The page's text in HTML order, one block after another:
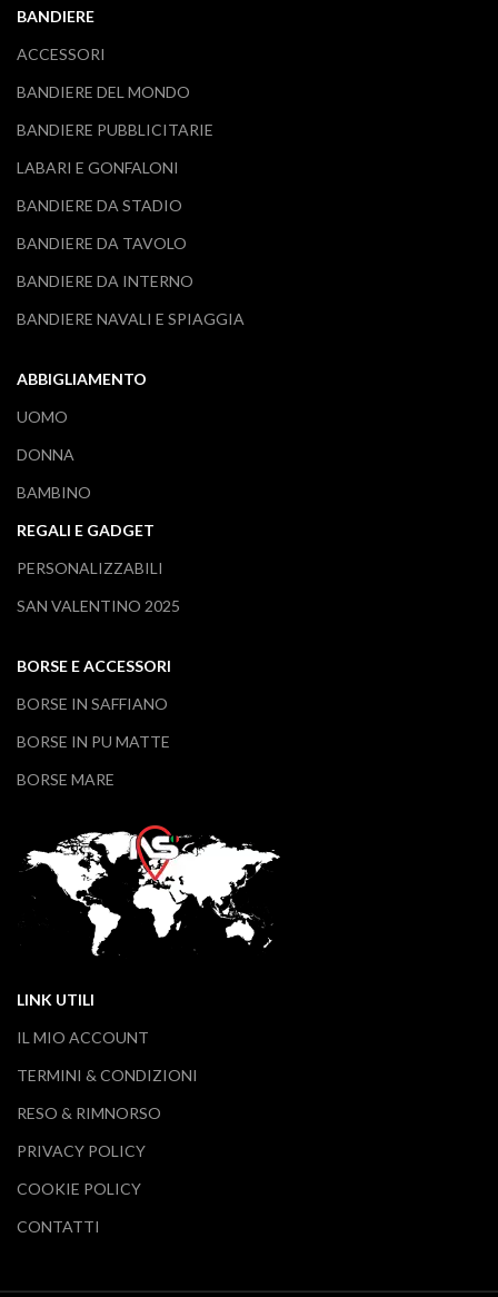
BANDIERE
ACCESSORI
BANDIERE DEL MONDO
BANDIERE PUBBLICITARIE
LABARI E GONFALONI
BANDIERE DA STADIO
BANDIERE DA TAVOLO
BANDIERE DA INTERNO
BANDIERE NAVALI E SPIAGGIA
ABBIGLIAMENTO
UOMO
DONNA
BAMBINO
REGALI E GADGET
PERSONALIZZABILI
SAN VALENTINO 2025
BORSE E ACCESSORI
BORSE IN SAFFIANO
BORSE IN PU MATTE
BORSE MARE
LINK UTILI
IL MIO ACCOUNT
TERMINI & CONDIZIONI
RESO & RIMNORSO
PRIVACY POLICY
COOKIE POLICY
CONTATTI